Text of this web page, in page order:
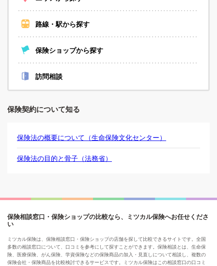
路線・駅から探す
保険ショップから探す
訪問相談
保険契約について知る
保険法の概要について（生命保険文化センター）
保険法の目的と骨子（法務省）
保険相談窓口・保険ショップの比較なら、ミツカル保険へお任せくださ
い
ミツカル保険は、保険相談窓口・保険ショップの店舗を探して比較できるサイトです。全国
多数の相談窓口について、口コミを参考にして探すことができます。保険相談とは、生命保
険、医療保険、がん保険、学資保険などの保険商品の加入・見直しについて相談し、複数の
保険会社・保険商品を比較検討できるサービスです。ミツカル保険はこの相談窓口の口コミ